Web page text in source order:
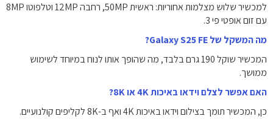
למכשיר שלוש מצלמות אחוריות: ראשית 50MP, רחבה 12MP וטלפוטו 8MP
עם זום אופטי פי 3.
מה המשקל של Galaxy S25 FE?
המכשיר שוקל 190 גרם בלבד, מה שהופך אותו לנוח במיוחד לשימוש
ממושך.
האם אפשר לצלם וידאו באיכות 4K או 8K?
כן, המכשיר תומך בצילום וידאו באיכות 4K ואף ב-8K לקליפים קולנועיים.